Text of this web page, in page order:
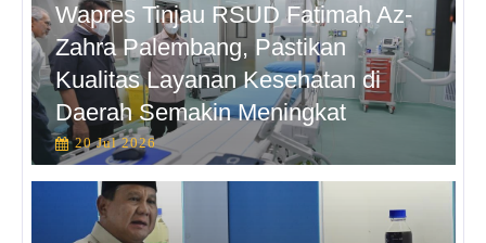
Wapres Tinjau RSUD Fatimah Az-
Zahra Palembang, Pastikan
Kualitas Layanan Kesehatan di
Daerah Semakin Meningkat
20 Jul 2026